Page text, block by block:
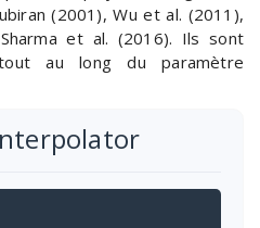
(2001), Wu et al. (2011),
et al. (2016). Ils sont
au long du paramètre